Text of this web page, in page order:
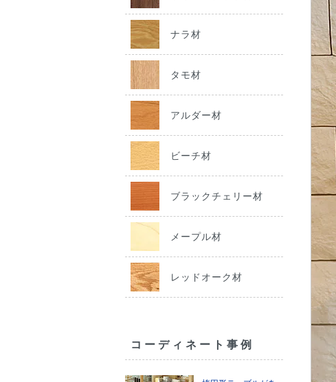
ナラ材
タモ材
アルダー材
ビーチ材
ブラックチェリー材
メープル材
レッドオーク材
コーディネート事例